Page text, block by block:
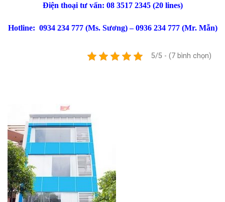
Điện thoại tư vấn: 08 3517 2345 (20 lines)
Hotline: 0934 234 777 (Ms. Sương) – 0936 234 777 (Mr. Mẫn)
5/5 - (7 bình chọn)